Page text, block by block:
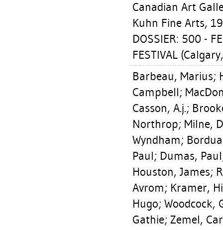
Canadian Art
Kuhn Fine Arts,
DOSSIER: 500 -
FESTIVAL
Barbeau, Marius;
Campbell;
Casson, A.j.;
Northrop; Milne,
Wyndham;
Paul; Dumas, Paul
Houston, James;
Avrom; Kramer,
Hugo; Woodcock,
Gathie; Zemel,